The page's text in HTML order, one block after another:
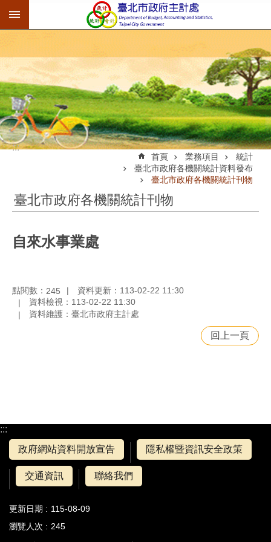
跳到主要內容區塊
:::
首頁 業務項目
統計
臺北市政府各機關統計資料發布
臺北市政府各機關統計刊物
臺北市政府各機關統計刊物
自來水事業處
點閱數： 245
資料更新：113-02-22 11:30
資料檢視：113-02-22 11:30
資料維護：臺北市政府主計處
回上一頁
:::
政府網站資料開放宣告
隱私權暨資訊安全政策
交通資訊 聯絡我們
更新日期
115-08-09
瀏覽人次
245